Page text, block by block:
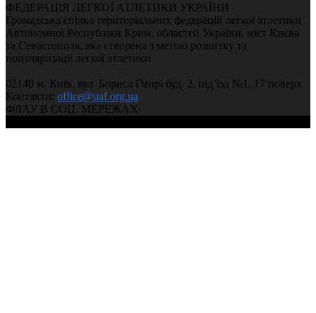
ФЕДЕРАЦІЯ ЛЕГКОЇ АТЛЕТИКИ УКРАЇНИ
Громадська спілка територіальних федерацій легкої атлетики
Автономної Республіки Крим, областей України, міст Києва
та Севастополя, яка створена з метою розвитку та
популяризації легкої атлетики
02140 м. Київ, вул. Бориса Гмирі буд. 2, під’їзд №1, 17 поверх
Контакти: office@uaf.org.ua
ФЛАУ В СОЦ. МЕРЕЖАХ